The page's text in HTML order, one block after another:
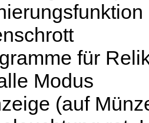
für
Modus
(auf